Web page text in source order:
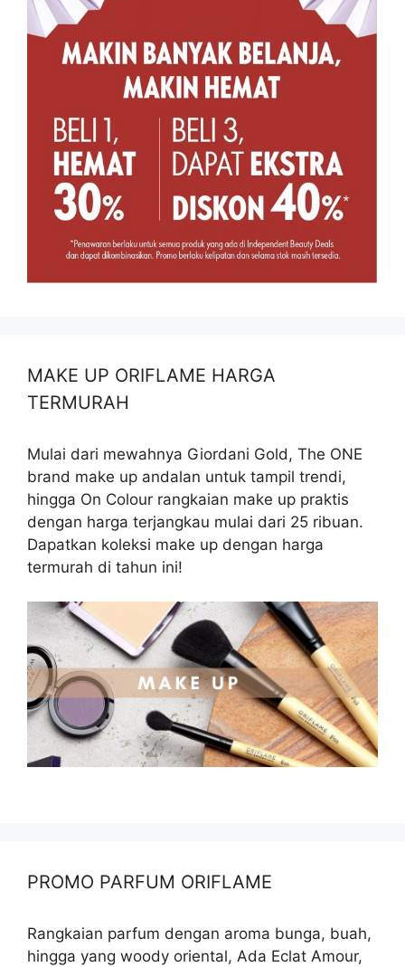
MAKE UP ORIFLAME HARGA
TERMURAH
Mulai dari mewahnya Giordani Gold, The ONE
brand make up andalan untuk tampil trendi,
hingga On Colour rangkaian make up praktis
dengan harga terjangkau mulai dari 25 ribuan.
Dapatkan koleksi make up dengan harga
termurah di tahun ini!
PROMO PARFUM ORIFLAME
Rangkaian parfum dengan aroma bunga, buah,
hingga yang woody oriental, Ada Eclat Amour,